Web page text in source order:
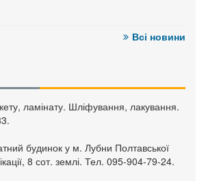
Всі новини
ламінату. Шліфування, лакування.
будинок у м. Лубни Полтавської
8 сот. землі. Тел. 095-904-79-24.